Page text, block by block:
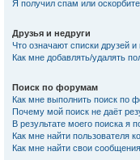
Я получил спам или
Друзья и недруги
Что означают списки друзей и
Как мне добавлять/удалять
Поиск по форумам
Как мне выполнить поиск по
Почему мой поиск не даёт
В результате моего поиска я
Как мне найти пользователя
Как мне найти свои